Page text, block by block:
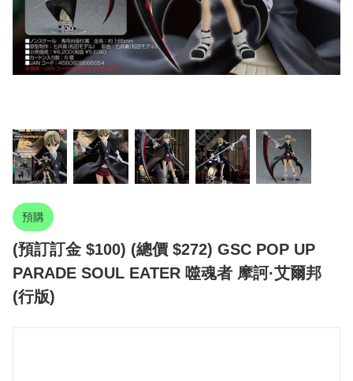
預購
(預訂訂金 $100) (總價 $272) GSC POP UP
PARADE SOUL EATER 噬魂者 摩訶·艾爾邦
(行版)